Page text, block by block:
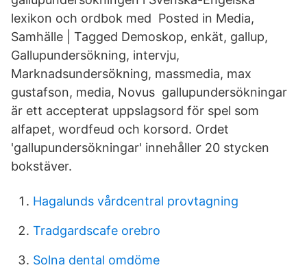
lexikon och ordbok med Posted in Media,
Samhälle | Tagged Demoskop, enkät, gallup,
Gallupundersökning, intervju,
Marknadsundersökning, massmedia, max
gustafson, media, Novus gallupundersökningar
är ett accepterat uppslagsord för spel som
alfapet, wordfeud och korsord. Ordet
'gallupundersökningar' innehåller 20 stycken
bokstäver.
Hagalunds vårdcentral provtagning
Tradgardscafe orebro
Solna dental omdöme